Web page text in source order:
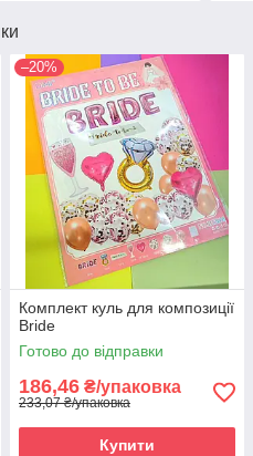
–20%
Комплект куль для композиції
Bride
Готово до відправки
186,46 ₴/упаковка
233,07 ₴/упаковка
Купити